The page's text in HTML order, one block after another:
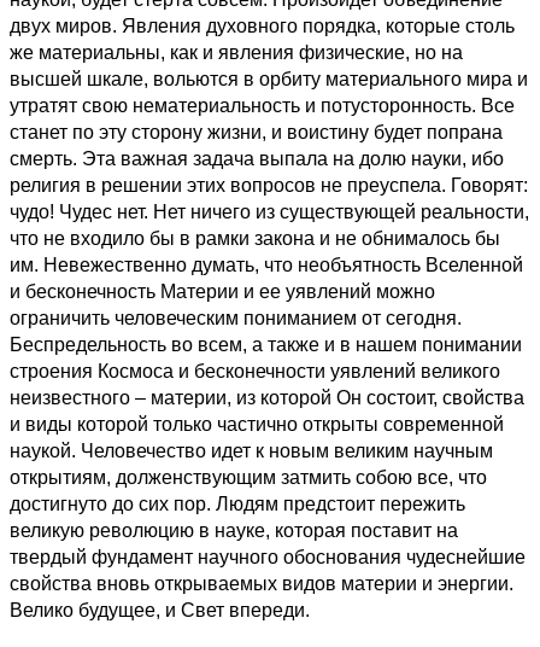
двух миров. Явления духовного порядка, которые столь
же материальны, как и явления физические, но на
высшей шкале, вольются в орбиту материального мира и
утратят свою нематериальность и потусторонность. Все
станет по эту сторону жизни, и воистину будет попрана
смерть. Эта важная задача выпала на долю науки, ибо
религия в решении этих вопросов не преуспела. Говорят:
чудо! Чудес нет. Нет ничего из существующей реальности,
что не входило бы в рамки закона и не обнималось бы
им. Невежественно думать, что необъятность Вселенной
и бесконечность Материи и ее уявлений можно
ограничить человеческим пониманием от сегодня.
Беспредельность во всем, а также и в нашем понимании
строения Космоса и бесконечности уявлений великого
неизвестного – материи, из которой Он состоит, свойства
и виды которой только частично открыты современной
наукой. Человечество идет к новым великим научным
открытиям, долженствующим затмить собою все, что
достигнуто до сих пор. Людям предстоит пережить
великую революцию в науке, которая поставит на
твердый фундамент научного обоснования чудеснейшие
свойства вновь открываемых видов материи и энергии.
Велико будущее, и Свет впереди.